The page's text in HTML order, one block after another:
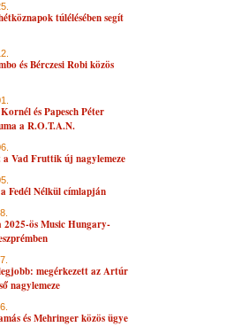
túlélésében segít
és Bérczesi Robi közös
és Papesch Péter
a R.O.T.A.N.
a Vad Fruttik új nagylemeze
Fedél Nélkül címlapján
ös Music Hungary-
megérkezett az Artúr
nagylemeze
és Mehringer közös ügye